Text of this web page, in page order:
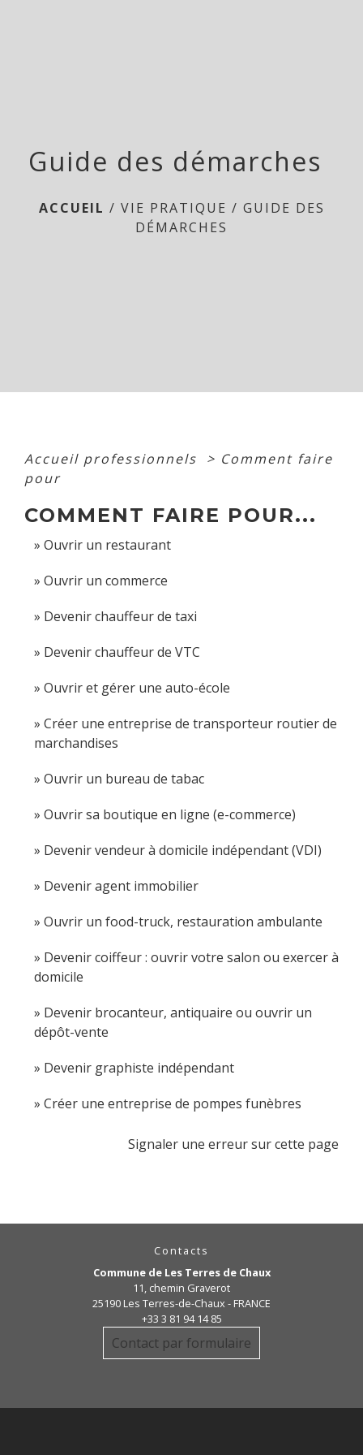
Guide des démarches
ACCUEIL / VIE PRATIQUE / GUIDE DES
DÉMARCHES
Accueil professionnels > Comment faire
pour
COMMENT FAIRE POUR...
Ouvrir un restaurant
Ouvrir un commerce
Devenir chauffeur de taxi
Devenir chauffeur de VTC
Ouvrir et gérer une auto-école
Créer une entreprise de transporteur routier de
marchandises
Ouvrir un bureau de tabac
Ouvrir sa boutique en ligne (e-commerce)
Devenir vendeur à domicile indépendant (VDI)
Devenir agent immobilier
Ouvrir un food-truck, restauration ambulante
Devenir coiffeur : ouvrir votre salon ou exercer à
domicile
Devenir brocanteur, antiquaire ou ouvrir un
dépôt-vente
Devenir graphiste indépendant
Créer une entreprise de pompes funèbres
Signaler une erreur sur cette page
Contacts
Commune de Les Terres de Chaux
11, chemin Graverot
25190 Les Terres-de-Chaux - FRANCE
+33 3 81 94 14 85
Contact par formulaire